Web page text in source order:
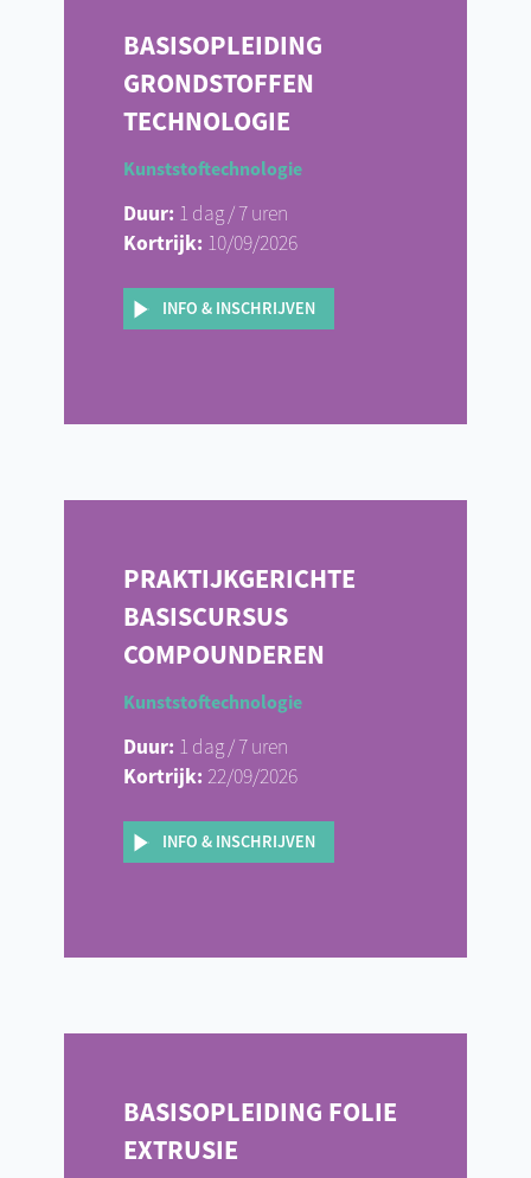
BASISOPLEIDING
GRONDSTOFFEN
TECHNOLOGIE
Kunststoftechnologie
Duur: 1 dag / 7 uren
Kortrijk: 10/09/2026
INFO & INSCHRIJVEN
PRAKTIJKGERICHTE
BASISCURSUS
COMPOUNDEREN
Kunststoftechnologie
Duur: 1 dag / 7 uren
Kortrijk: 22/09/2026
INFO & INSCHRIJVEN
BASISOPLEIDING FOLIE
EXTRUSIE